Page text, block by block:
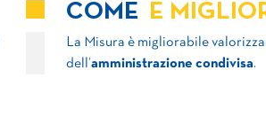
COME È
La Misura è migliorabile
dell’amministrazione condivisa.